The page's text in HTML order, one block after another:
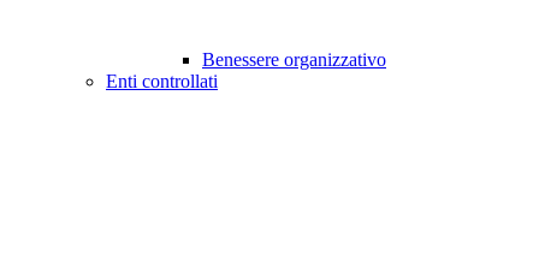
Benessere organizzativo
Enti controllati